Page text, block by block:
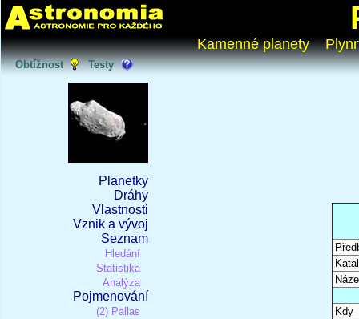
Kamenné planety
Obtížnost Testy
Planetky
Dráhy
Vlastnosti
Vznik a vývoj
Seznam
Hledání
Statistika
Analýza
Pojmenování
(2) Pallas
Kdy